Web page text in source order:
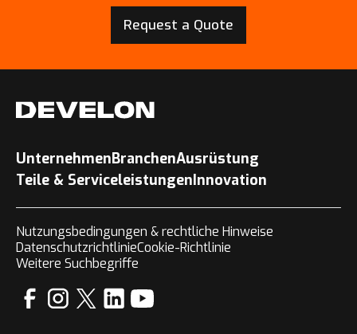
Request a Quote
UnternehmenBranchenAusrüstung
Teile & ServiceleistungenInnovation
Nutzungsbedingungen & rechtliche Hinweise
DatenschutzrichtlinieCookie-Richtlinie
Weitere Suchbegriffe